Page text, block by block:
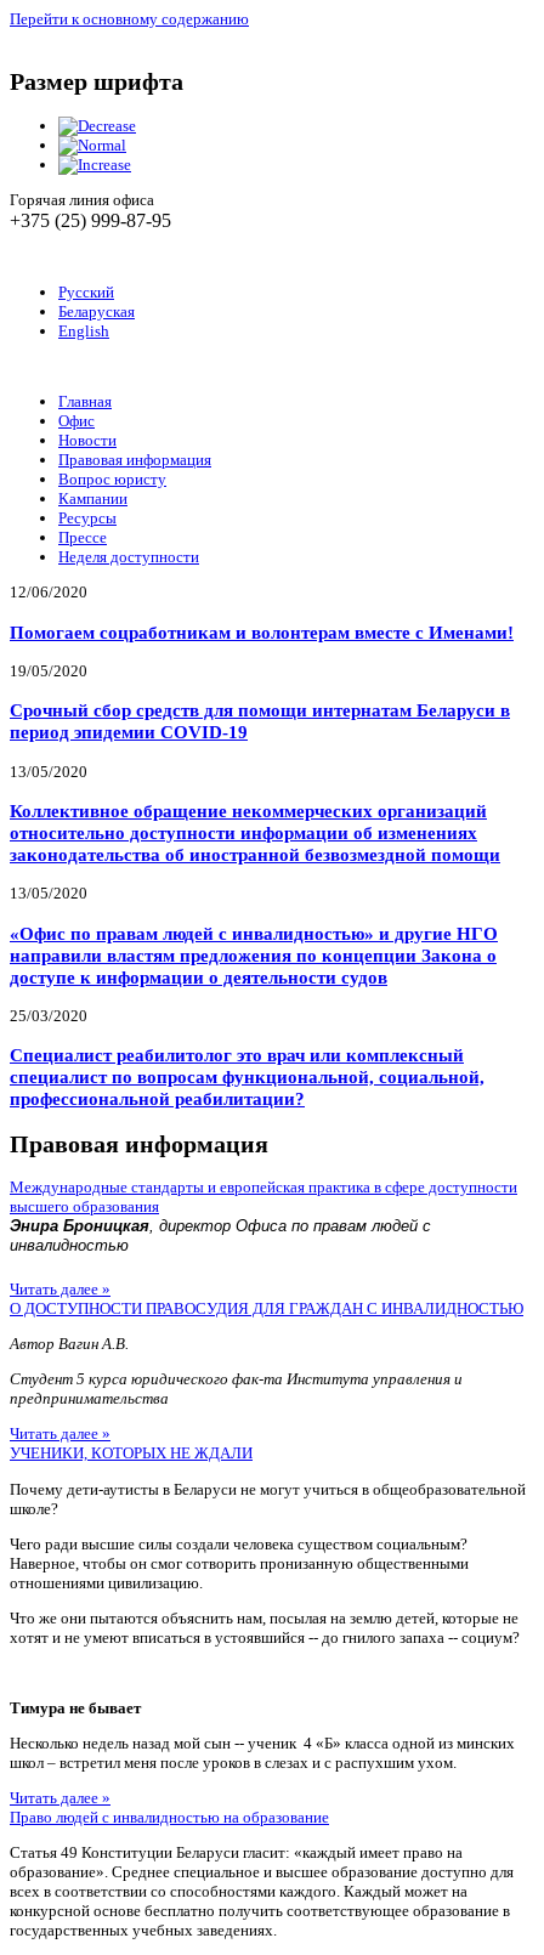
Перейти к основному содержанию
Размер шрифта
Горячая линия офиса
+375 (25) 999-87-95
Русский
Беларуская
English
Главная
Офис
Новости
Правовая информация
Вопрос юристу
Кампании
Ресурсы
Прессе
Неделя доступности
12/06/2020
Помогаем соцработникам и волонтерам вместе с Именами!
19/05/2020
Срочный сбор средств для помощи интернатам Беларуси в
период эпидемии COVID-19
13/05/2020
Коллективное обращение некоммерческих организаций
относительно доступности информации об изменениях
законодательства об иностранной безвозмездной помощи
13/05/2020
«Офис по правам людей с инвалидностью» и другие НГО
направили властям предложения по концепции Закона о
доступе к информации о деятельности судов
25/03/2020
Специалист реабилитолог это врач или комплексный
специалист по вопросам функциональной, социальной,
профессиональной реабилитации?
Правовая информация
Международные стандарты и европейская практика в сфере доступности
высшего образования
Энира Броницкая, директор Офиса по правам людей с
инвалидностью
Читать далее »
О ДОСТУПНОСТИ ПРАВОСУДИЯ ДЛЯ ГРАЖДАН С ИНВАЛИДНОСТЬЮ
Автор Вагин А.В.
Студент 5 курса юридического фак-та Института управления и
предпринимательства
Читать далее »
УЧЕНИКИ, КОТОРЫХ НЕ ЖДАЛИ
Почему дети-аутисты в Беларуси не могут учиться в общеобразовательной
школе?
Чего ради высшие силы создали человека существом социальным?
Наверное, чтобы он смог сотворить пронизанную общественными
отношениями цивилизацию.
Что же они пытаются объяснить нам, посылая на землю детей, которые не
хотят и не умеют вписаться в устоявшийся -- до гнилого запаха -- социум?
Тимура не бывает
Несколько недель назад мой сын -- ученик 4 «Б» класса одной из минских
школ – встретил меня после уроков в слезах и с распухшим ухом.
Читать далее »
Право людей с инвалидностью на образование
Статья 49 Конституции Беларуси гласит: «каждый имеет право на
образование». Среднее специальное и высшее образование доступно для
всех в соответствии со способностями каждого. Каждый может на
конкурсной основе бесплатно получить соответствующее образование в
государственных учебных заведениях.